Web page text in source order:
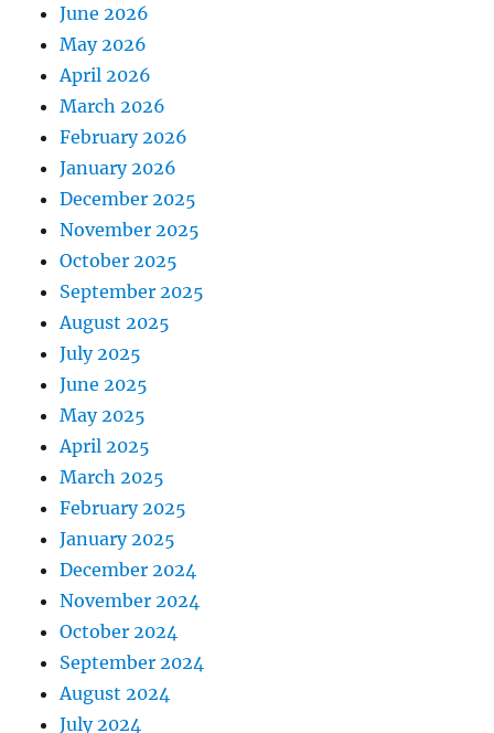
June 2026
May 2026
April 2026
March 2026
February 2026
January 2026
December 2025
November 2025
October 2025
September 2025
August 2025
July 2025
June 2025
May 2025
April 2025
March 2025
February 2025
January 2025
December 2024
November 2024
October 2024
September 2024
August 2024
July 2024